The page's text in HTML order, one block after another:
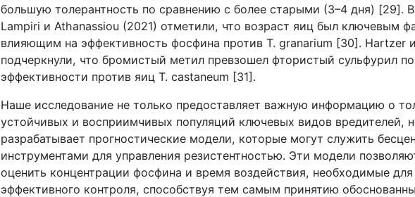
большую толерантность по сравнению с более старыми (3–4 дня) [29].
Lampiri и Athanassiou (2021) отметили, что возраст яиц был ключевым
влияющим на эффективность фосфина против T. granarium [30]. Hartzer
подчеркнули, что бромистый метил превзошел фтористый сульфурил
эффективности против яиц T. castaneum [31].
Наше исследование не только предоставляет важную информацию о
устойчивых и восприимчивых популяций ключевых видов вредителей,
разрабатывает прогностические модели, которые могут служить
инструментами для управления резистентностью. Эти модели
оценить концентрации фосфина и время воздействия, необходимые
эффективного контроля, способствуя тем самым принятию